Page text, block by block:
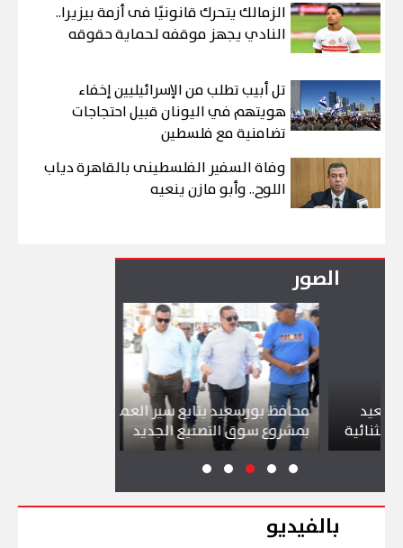
الزمالك يتحرك قانونيًا فى أزمة بيزيرا..
النادي يجهز موقفه لحماية حقوقه
تل أبيب تطلب من الإسرائيليين إخفاء
هويتهم في اليونان قبيل احتجاجات
تضامنية مع فلسطين
وفاة السفير الفلسطينى بالقاهرة دياب
اللوح.. وأبو مازن ينعيه
الصور
محافظ بورسعيد يتابع سير العمل
بمشروع سوق التصنيع الجديد
بالفيديو